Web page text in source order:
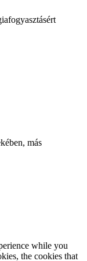
más
while you
the cookies that